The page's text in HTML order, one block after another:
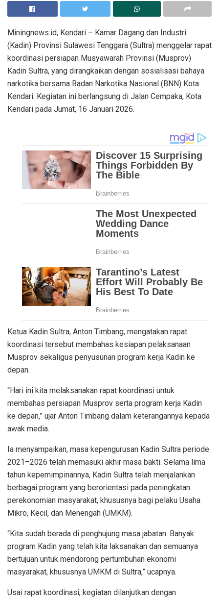
Miningnews.id, Kendari – Kamar Dagang dan Industri
(Kadin) Provinsi Sulawesi Tenggara (Sultra) menggelar rapat
koordinasi persiapan Musyawarah Provinsi (Musprov)
Kadin Sultra, yang dirangkaikan dengan sosialisasi bahaya
narkotika bersama Badan Narkotika Nasional (BNN) Kota
Kendari. Kegiatan ini berlangsung di Jalan Cempaka, Kota
Kendari pada Jumat, 16 Januari 2026.
Ketua Kadin Sultra, Anton Timbang, mengatakan rapat
koordinasi tersebut membahas kesiapan pelaksanaan
Musprov sekaligus penyusunan program kerja Kadin ke
depan.
“Hari ini kita melaksanakan rapat koordinasi untuk
membahas persiapan Musprov serta program kerja Kadin
ke depan,” ujar Anton Timbang dalam keterangannya kepada
awak media.
Ia menyampaikan, masa kepengurusan Kadin Sultra periode
2021–2026 telah memasuki akhir masa bakti. Selama lima
tahun kepemimpinannya, Kadin Sultra telah menjalankan
berbagai program yang berorientasi pada peningkatan
perekonomian masyarakat, khususnya bagi pelaku Usaha
Mikro, Kecil, dan Menengah (UMKM).
“Kita sudah berada di penghujung masa jabatan. Banyak
program Kadin yang telah kita laksanakan dan semuanya
bertujuan untuk mendorong pertumbuhan ekonomi
masyarakat, khususnya UMKM di Sultra,” ucapnya.
Usai rapat koordinasi, kegiatan dilanjutkan dengan